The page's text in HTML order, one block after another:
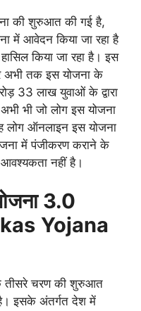
की शुरुआत की गई है,
में आवेदन किया जा रहा है
किया जा रहा है। इस
अभी तक इस योजना के
33 लाख युवाओं के द्वारा
भी जो लोग इस योजना
लोग ऑनलाइन इस योजना
में पंजीकरण कराने के
नहीं है।
3.0
Yojana
तीसरे चरण की शुरुआत
इसके अंतर्गत देश में